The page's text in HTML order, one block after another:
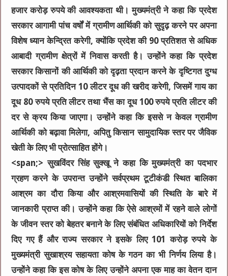
हजार करोड़ रुपये की आवश्यकता थी। मुख्यमंत्री ने कहा कि प्रदेश
सरकार आगामी पांच वर्षों में ग्रामीण आर्थिकी को सुदृढ़ करने पर अपना
विशेष ध्यान केन्द्रित करेगी, क्योंकि प्रदेश की 90 प्रतिशत से अधिक
आबादी ग्रामीण क्षेत्रों में निवास करती है। उन्होंने कहा कि प्रदेश
सरकार किसानों की आर्थिकी को दृढ़ता प्रदान करने के दृष्टिगत दुग्ध
उत्पादकों से प्रतिदिन 10 लीटर दूध की खरीद करेगी, जिसमें गाय का
दूध 80 रुपये प्रति लीटर तथा भैंस का दूध 100 रुपये प्रति लीटर की
दर से क्रय किया जाएगा। उन्होंने कहा कि इससे न केवल ग्रामीण
आर्थिकी को बढ़ावा मिलेगा, अपितु किसान सामुदायिक स्तर पर जैविक
खेती के लिए भी प्रोत्साहित होंगे।
<span;> सुखविंदर सिंह सुक्खू ने कहा कि मुख्यमंत्री का पदभार
ग्रहण करने के उपरान्त उन्होंने सर्वप्रथम टूटीकंडी स्थित बालिका
आश्रम का दौरा किया और आश्रमवासियों की स्थिति के बारे में
जानकारी प्राप्त की। उन्होंने कहा कि ऐसे आश्रमों में रहने वाले लोगों
के जीवन स्तर को बेहतर बनाने के लिए संबंधित अधिकारियों को निर्देश
दिए गए हैं और राज्य सरकार ने इसके लिए 101 करोड़ रुपये के
मुख्यमंत्री सुखाश्रय सहायता कोष के गठन का भी निर्णय लिया है।
उन्होंने कहा कि इस कोष के लिए उन्होंने अपना एक माह का वेतन दान